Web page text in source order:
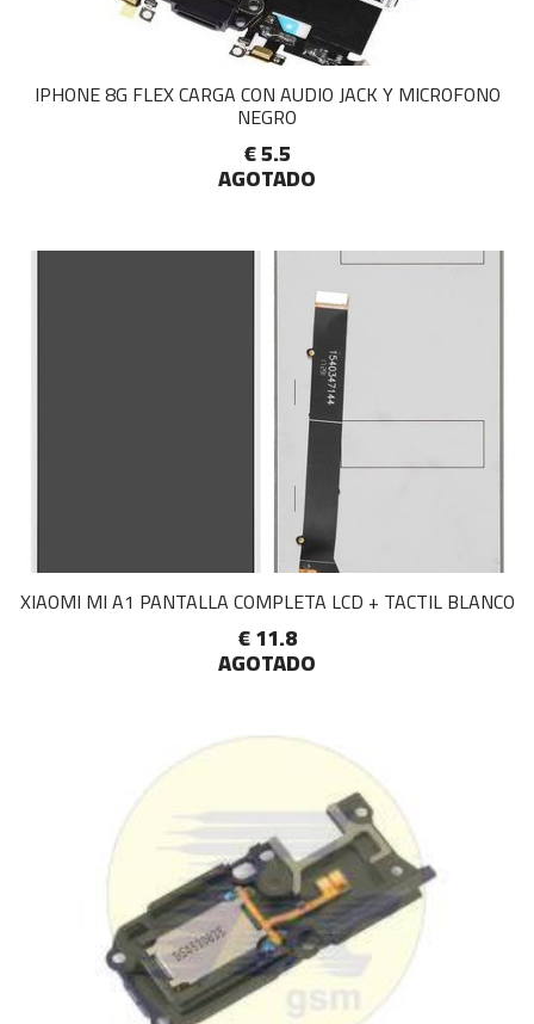
IPHONE 8G FLEX CARGA CON AUDIO JACK Y MICROFONO
NEGRO
€ 5.5
AGOTADO
XIAOMI MI A1 PANTALLA COMPLETA LCD + TACTIL BLANCO
€ 11.8
AGOTADO